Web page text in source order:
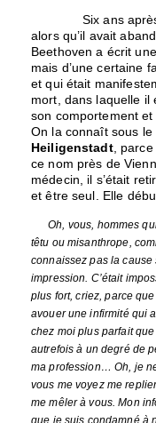
Six ans après
alors qu’il avait
Beethoven a écrit
mais d’une certaine
et qui était
mort, dans laquelle il
son comportement
On la connaît sous le
Heiligenstadt, parce
ce nom près de
médecin, il s’était
et être seul. Elle
Oh, vous, hommes
têtu ou misanthrope,
connaissez pas la
impression. C’était
plus fort, criez, parce
avouer une infirmité qui
chez moi plus parfait
autrefois à un degré de
ma profession… Oh, je
vous me voyez me
me mêler à vous. Mon